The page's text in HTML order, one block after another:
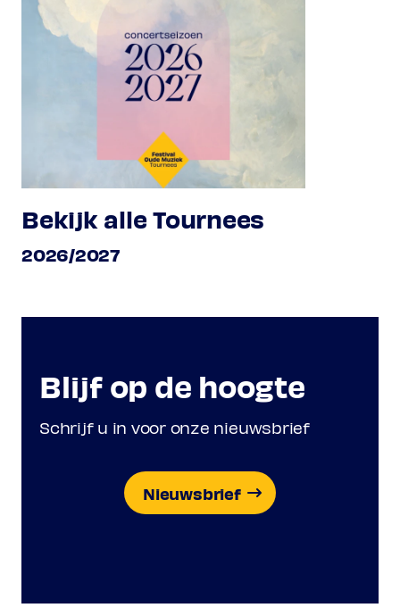
Bekijk alle Tournees
2026/2027
Blijf op de hoogte
Schrijf u in voor onze nieuwsbrief
Nieuwsbrief